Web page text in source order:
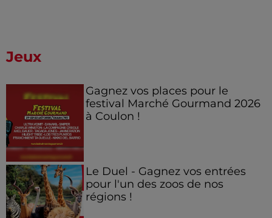
Jeux
Gagnez vos places pour le
festival Marché Gourmand 2026
à Coulon !
Le Duel - Gagnez vos entrées
pour l'un des zoos de nos
régions !